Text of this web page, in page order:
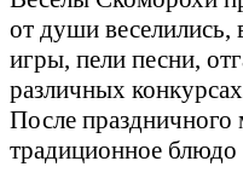
от души веселились,
игры, пели песни,
различных
После праздничного
традиционное